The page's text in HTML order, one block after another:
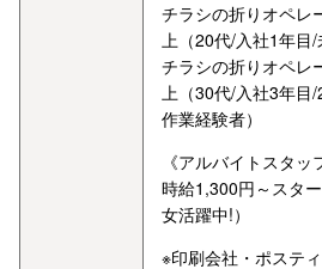
チラシの折りオペレ
上（20代/入社1年目/
チラシの折りオペレ
上（30代/入社3年目
作業経験者）
《アルバイトスタッ
時給1,300円～スタ
女活躍中!）
※印刷会社・ポステ